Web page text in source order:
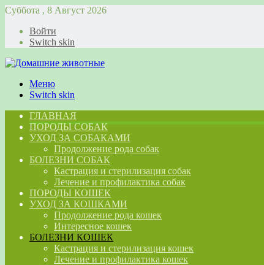
Суббота , 8 Август 2026
Войти
Switch skin
Меню
Switch skin
ГЛАВНАЯ
ПОРОДЫ СОБАК
УХОД ЗА СОБАКАМИ
Продолжение рода собак
БОЛЕЗНИ СОБАК
Кастрация и стерилизация собак
Лечение и профилактика собак
ПОРОДЫ КОШЕК
УХОД ЗА КОШКАМИ
Продолжение рода кошек
Интересное кошек
БОЛЕЗНИ КОШЕК
Кастрация и стерилизация кошек
Лечение и профилактика кошек